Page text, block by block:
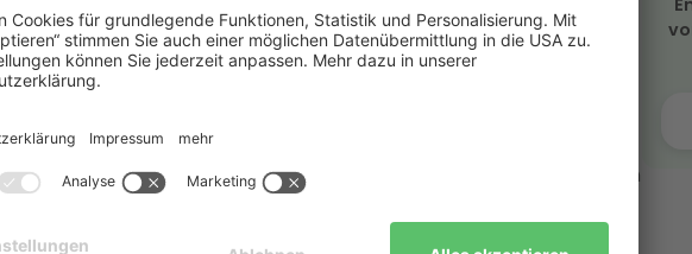
der Ihnen einen zusätzlichen Förderbonus von 5 % sichert und
Weg zu einer energetischen Sanierung in Gießen aufzeigt.
ein KfW- und BAFA-zertifizierter Energieberater die komplette
aller relevanten Fördermittel für Ihre Sanierungsmaßnahmen
Die BEG-Förderung ist bis 2029 gesichert; nutzen Sie jetzt noch den